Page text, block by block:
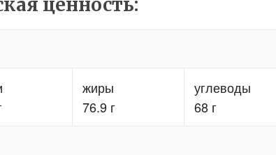
жиры
76.9 г
углеводы
68 г